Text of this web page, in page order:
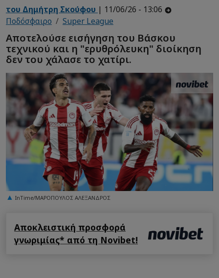
του Δημήτρη Σκούφου | 11/06/26 - 13:06
Ποδόσφαιρο
Super League
Αποτελούσε εισήγηση του Βάσκου
τεχνικού και η "ερυθρόλευκη" διοίκηση
δεν του χάλασε το χατίρι.
InTime/ΜΑΡΟΠΟΥΛΟΣ ΑΛΕΞΑΝΔΡΟΣ
Αποκλειστική προσφορά
γνωριμίας* από τη Novibet!